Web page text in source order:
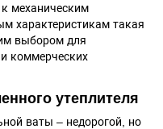
механическим
характеристикам такая
выбором для
коммерческих
утеплителя
ваты – недорогой, но